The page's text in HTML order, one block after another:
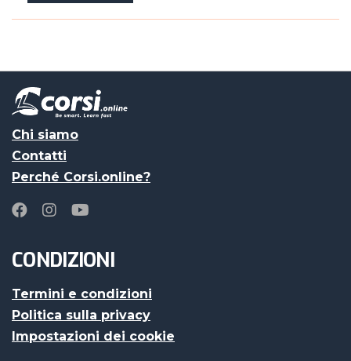
Chi siamo
Contatti
Perché Corsi.online?
CONDIZIONI
Termini e condizioni
Politica sulla privacy
Impostazioni dei cookie